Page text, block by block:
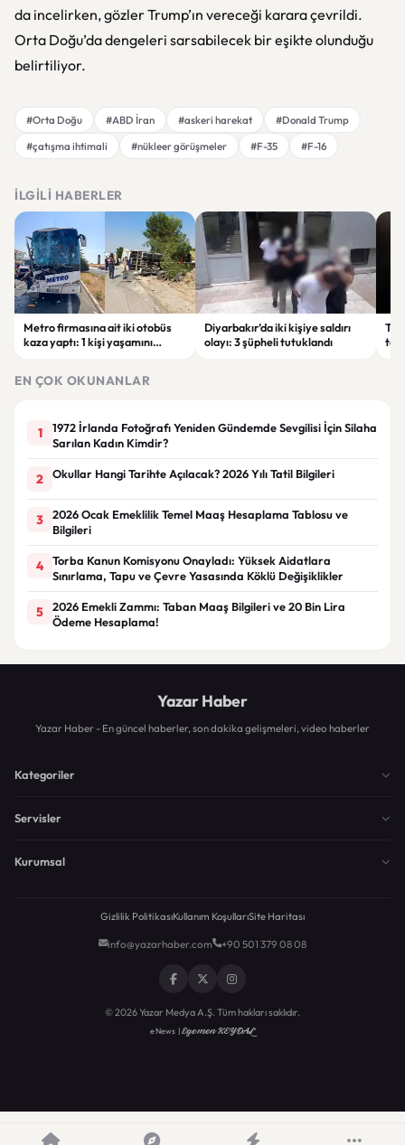
da incelirken, gözler Trump’ın vereceği karara çevrildi.
Orta Doğu’da dengeleri sarsabilecek bir eşikte olunduğu
belirtiliyor.
#Orta Doğu #ABD İran #askeri harekat
#Donald Trump
#çatışma ihtimali
#nükleer görüşmeler #F-35 #F-16
İLGILI HABERLER
Metro firmasına ait iki otobüs
kaza yaptı: 1 kişi yaşamını
Diyarbakır’da iki kişiye saldırı
olayı: 3 şüpheli tutuklandı
EN ÇOK OKUNANLAR
1
1972 İrlanda Fotoğrafı Yeniden Gündemde Sevgilisi İçin Silaha
Sarılan Kadın Kimdir?
2 Okullar Hangi Tarihte Açılacak? 2026 Yılı Tatil Bilgileri
3
2026 Ocak Emeklilik Temel Maaş Hesaplama Tablosu ve
Bilgileri
4
Torba Kanun Komisyonu Onayladı: Yüksek Aidatlara
Sınırlama, Tapu ve Çevre Yasasında Köklü Değişiklikler
5
2026 Emekli Zammı: Taban Maaş Bilgileri ve 20 Bin Lira
Ödeme Hesaplama!
Yazar Haber
Yazar Haber - En güncel haberler, son dakika gelişmeleri, video haberler
Kategoriler
Servisler
Kurumsal
Gizlilik PolitikasıKullanım KoşullarıSite Haritası
info@yazarhaber.com +90 501 379 08 08
© 2026 Yazar Medya A.Ş. Tüm hakları saklıdır.
eNews |Egemen KEYDAL